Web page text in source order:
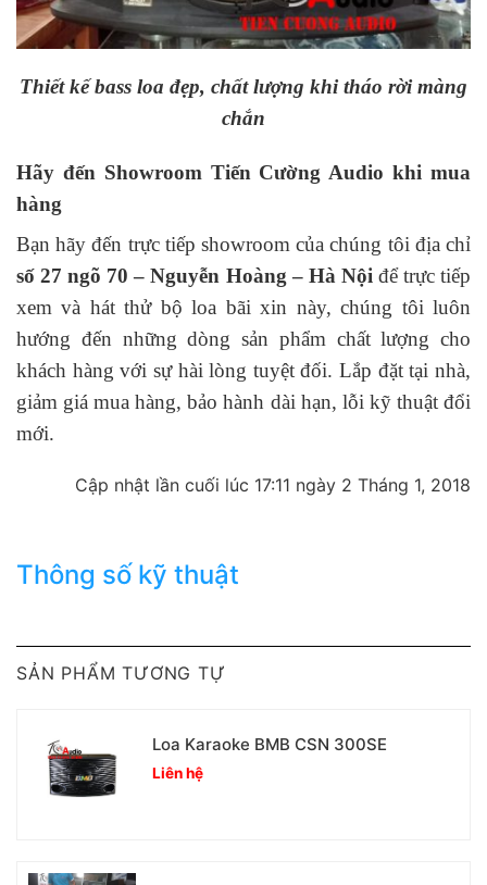
Thiết kế bass loa đẹp, chất lượng khi tháo rời màng
chắn
Hãy đến Showroom Tiến Cường Audio khi mua
hàng
Bạn hãy đến trực tiếp showroom của chúng tôi địa chỉ
số 27 ngõ 70 – Nguyễn Hoàng – Hà Nội để trực tiếp
xem và hát thử bộ loa bãi xin này, chúng tôi luôn
hướng đến những dòng sản phẩm chất lượng cho
khách hàng với sự hài lòng tuyệt đối. Lắp đặt tại nhà,
giảm giá mua hàng, bảo hành dài hạn, lỗi kỹ thuật đổi
mới.
Cập nhật lần cuối lúc 17:11 ngày 2 Tháng 1, 2018
Thông số kỹ thuật
SẢN PHẨM TƯƠNG TỰ
Loa Karaoke BMB CSN 300SE
Liên hệ